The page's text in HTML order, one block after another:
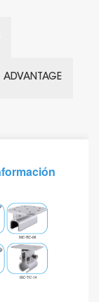
ADVANTAGE